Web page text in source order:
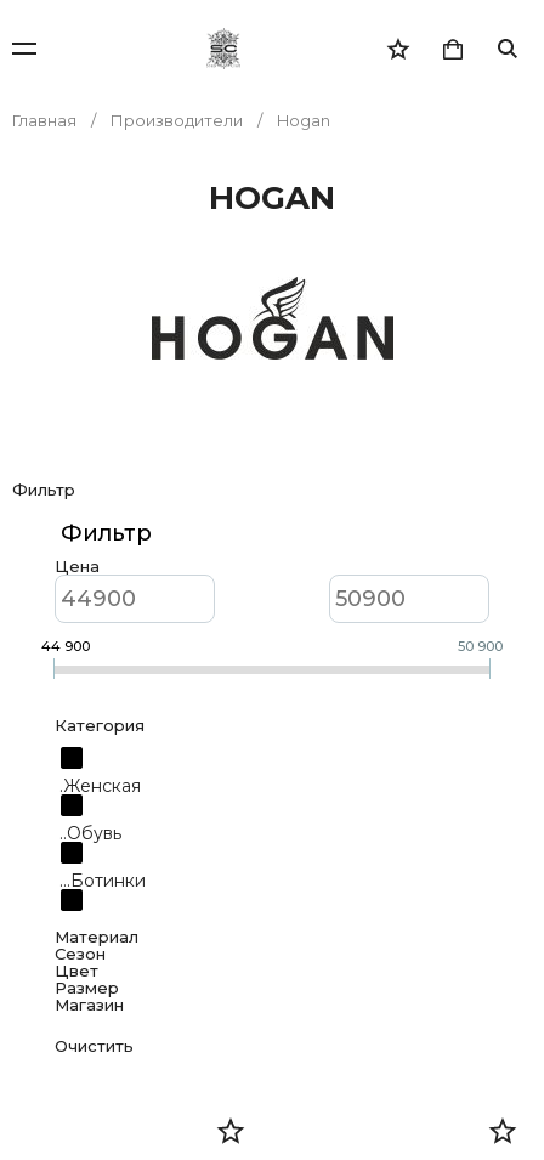
Главная Производители Hogan
HOGAN
Фильтр
Фильтр
Цена
44 900 50 900
Категория
.Женская
..Обувь
...Ботинки
...Сапоги
Материал
100% натуральная кожа
Сезон
Деми
Цвет
Размер
37
Магазин